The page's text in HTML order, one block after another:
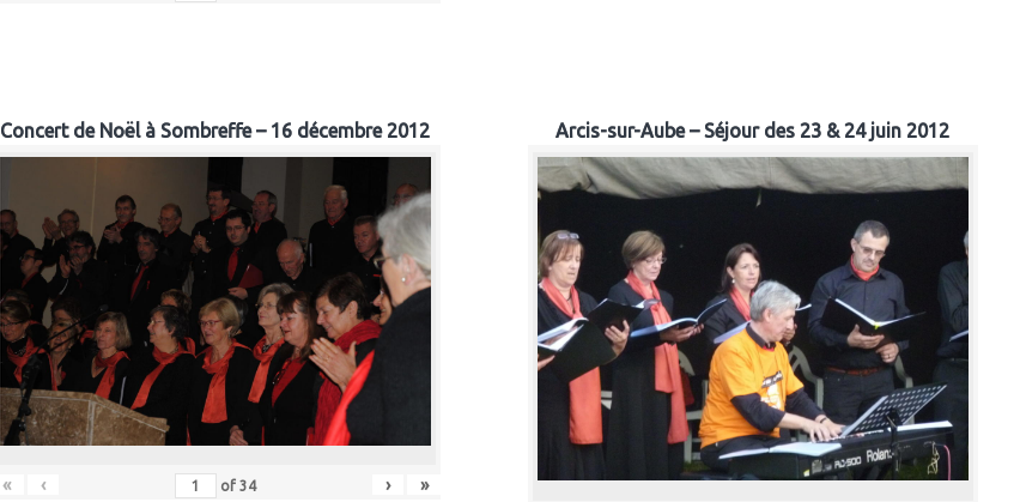
Concert de Noël à Sombreffe – 16 décembre 2012
« ‹ of 34 › »
Arcis-sur-Aube – Séjour des 23 & 24 juin 2012